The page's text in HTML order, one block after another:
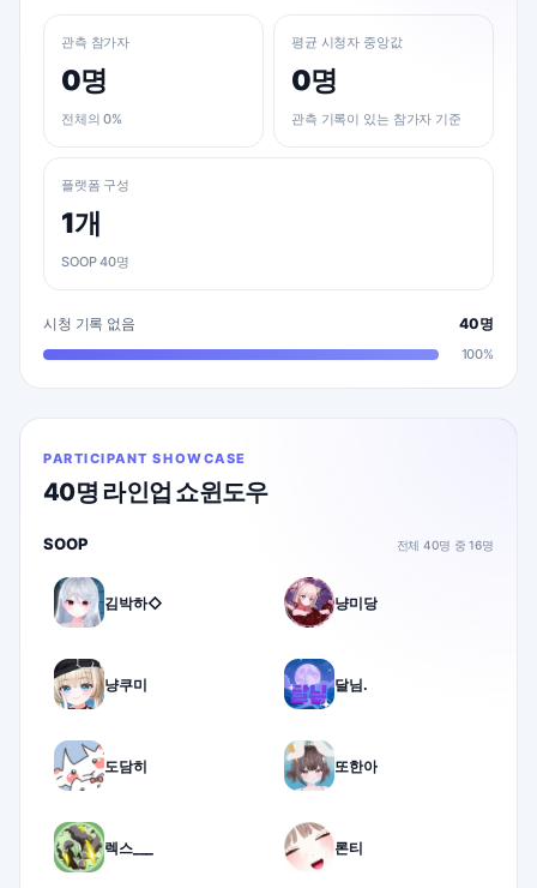
관측 참가자
0명
전체의 0%
평균 시청자 중앙값
0명
관측 기록이 있는 참가자 기준
플랫폼 구성
1개
SOOP 40명
시청 기록 없음 40명
100%
PARTICIPANT SHOWCASE
40명 라인업 쇼윈도우
SOOP 전체 40명 중 16명
김박하◇ 냥미당
냥쿠미 달님.
도담히 또한아
렉스___ 론티